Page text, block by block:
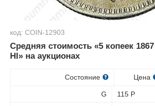
код: COIN-12903
Средняя стоимость «5 копеек
HI» на аукционах
Состояние Цена
G 115 Р